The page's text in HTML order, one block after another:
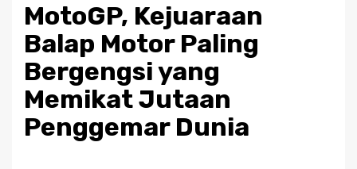
MotoGP, Kejuaraan
Balap Motor Paling
Bergengsi yang
Memikat Jutaan
Penggemar Dunia